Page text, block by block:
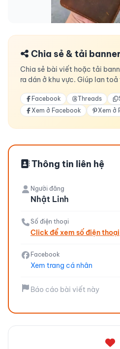
Chia sẻ & tải
Chia sẻ bài viết hoặc tải
ra dán ở khu vực. Giúp lan
Facebook Threads
Xem ở Facebook
Xem ở
Thông tin liên hệ
Người đăng
Nhật Linh
Số điện thoại
Click để xem số điện thoại
Facebook
Xem trang cá nhân
Báo cáo bài viết này